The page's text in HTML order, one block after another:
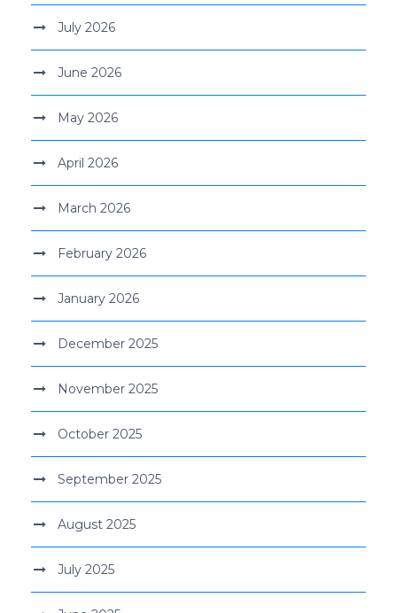
July 2026
June 2026
May 2026
April 2026
March 2026
February 2026
January 2026
December 2025
November 2025
October 2025
September 2025
August 2025
July 2025